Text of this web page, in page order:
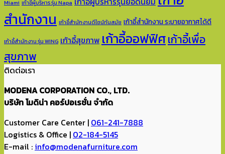
Miami เก้าอี้ผู้บริหาร รุ่น Napa
สำนักงาน เก้าอี้สำนักงานดีไซน์ทันสมัย เก้าอี้สำนักงาน ระบายอากาศได้ดี
เก้าอี้สำนักงาน รุ่น WING เก้าอี้สุขภาพ เก้าอี้ออฟฟิศเก้าอี้เพื่อ
สุขภาพ
ติดต่อเรา
MODENA CORPORATION CO., LTD.
บริษัท โมดิน่า คอร์ปอเรชั่น จำกัด
Customer Care Center | 061-241-7888
Logistics & Office | 02-184-5145
E-mail : info@modenafurniture.com